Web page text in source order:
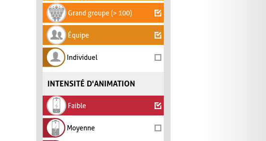
Grand groupe (> 100)
Équipe
Individuel
INTENSITÉ D'ANIMATION
Faible
Moyenne